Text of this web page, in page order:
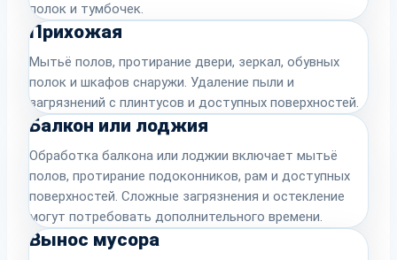
полок и тумбочек.
Прихожая
Мытьё полов, протирание двери, зеркал, обувных
полок и шкафов снаружи. Удаление пыли и
загрязнений с плинтусов и доступных поверхностей.
Балкон или лоджия
Обработка балкона или лоджии включает мытьё
полов, протирание подоконников, рам и доступных
поверхностей. Сложные загрязнения и остекление
могут потребовать дополнительного времени.
Вынос мусора